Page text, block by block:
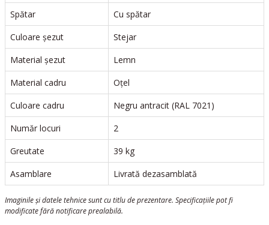
Spătar
Cu spătar
Culoare șezut
Stejar
Material șezut
Lemn
Material cadru
Oțel
Culoare cadru
Negru antracit (RAL 7021)
Număr locuri
2
Greutate
39 kg
Asamblare
Livrată dezasamblată
Imaginile și datele tehnice sunt cu titlu de prezentare. Specificațiile pot fi
modificate fără notificare prealabilă.